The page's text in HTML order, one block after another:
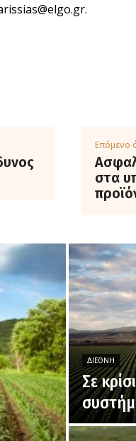
Επόμενο
στα
ΔΙΕΘΝΉ
Σε